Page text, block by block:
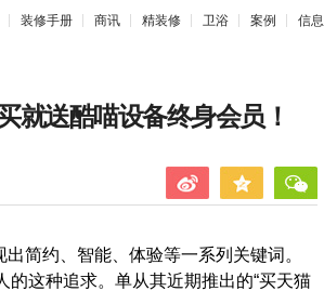
装修手册 商讯 精装修 卫浴 案例 信息
就送酷喵设备终身会员！
约、智能、体验等一系列关键词。
这种追求。单从其近期推出的“买天猫